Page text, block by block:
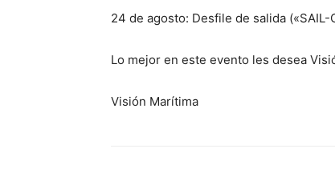
24 de agosto: Desfile de salida
Lo mejor en este evento les desea
Visión Marítima